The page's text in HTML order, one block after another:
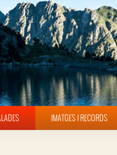
IMATGES I RECORDS